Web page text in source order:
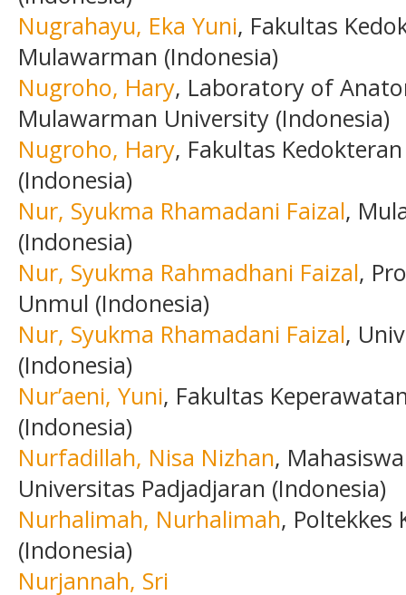
Nugrahayu, Eka Yuni, Fakultas
Mulawarman (Indonesia)
Nugroho, Hary, Laboratory of
Mulawarman University (Indonesia)
Nugroho, Hary, Fakultas
(Indonesia)
Nur, Syukma Rhamadani Faizal,
(Indonesia)
Nur, Syukma Rahmadhani Faizal,
Unmul (Indonesia)
Nur, Syukma Rhamadani Faizal,
(Indonesia)
Nur’aeni, Yuni, Fakultas
(Indonesia)
Nurfadillah, Nisa Nizhan,
Universitas Padjadjaran (Indonesia)
Nurhalimah, Nurhalimah, Poltekkes
(Indonesia)
Nurjannah, Sri